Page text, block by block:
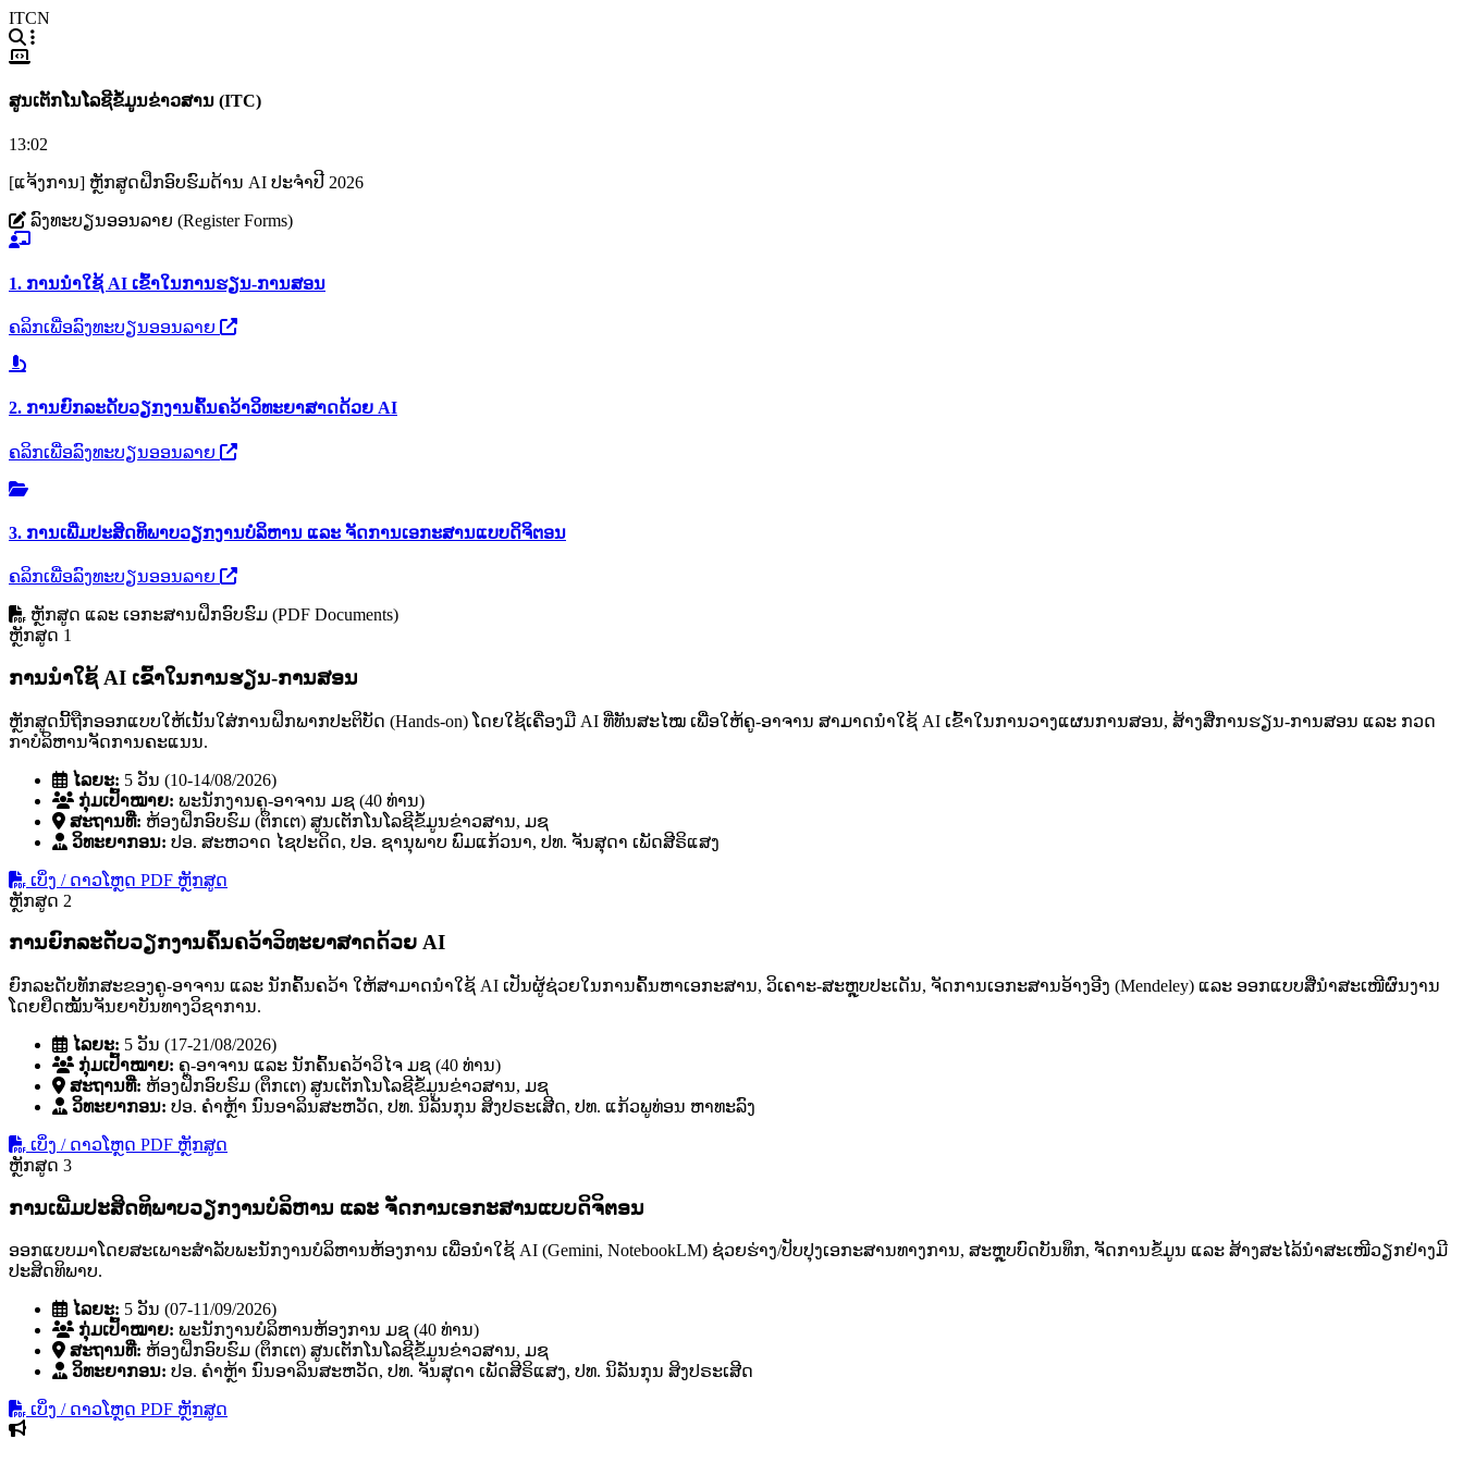
ITCN
ສູນເຕັກໂນໂລຊີຂໍ້ມູນຂ່າວສານ (ITC)
13:02
[ແຈ້ງການ] ຫຼັກສູດຝຶກອົບຮົມດ້ານ AI ປະຈຳປີ 2026
ລົງທະບຽນອອນລາຍ (Register Forms)
1. ການນຳໃຊ້ AI ເຂົ້າໃນການຮຽນ-ການສອນ
ຄລິກເພື່ອລົງທະບຽນອອນລາຍ
2. ການຍົກລະດັບວຽກງານຄົ້ນຄວ້າວິທະຍາສາດດ້ວຍ AI
ຄລິກເພື່ອລົງທະບຽນອອນລາຍ
3. ການເພີ່ມປະສິດທິພາບວຽກງານບໍລິຫານ ແລະ ຈັດການເອກະສານແບບດິຈິຕອນ
ຄລິກເພື່ອລົງທະບຽນອອນລາຍ
ຫຼັກສູດ ແລະ ເອກະສານຝຶກອົບຮົມ (PDF Documents)
ຫຼັກສູດ 1
ການນໍາໃຊ້ AI ເຂົ້າໃນການຮຽນ-ການສອນ
ຫຼັກສູດນີ້ຖືກອອກແບບໃຫ້ເນັ້ນໃສ່ການຝຶກພາກປະຕິບັດ (Hands-on) ໂດຍໃຊ້ເຄື່ອງມື AI ທີ່ທັນສະໄໝ ເພື່ອໃຫ້ຄູ-ອາຈານ ສາມາດນໍາໃຊ້ AI ເຂົ້າໃນການວາງແຜນການສອນ, ສ້າງສື່ການຮຽນ-ການສອນ ແລະ ກວດ
ກາບໍລິຫານຈັດການຄະແນນ.
ໄລຍະ: 5 ວັນ (10-14/08/2026)
ກຸ່ມເປົ້າໝາຍ: ພະນັກງານຄູ-ອາຈານ ມຊ (40 ທ່ານ)
ສະຖານທີ່: ຫ້ອງຝຶກອົບຮົມ (ຕຶກເຕ) ສູນເຕັກໂນໂລຊີຂໍ້ມູນຂ່າວສານ, ມຊ
ວິທະຍາກອນ: ປອ. ສະຫວາດ ໄຊປະດິດ, ປອ. ຊານຸພາບ ພົມແກ້ວນາ, ປທ. ຈັນສຸດາ ເພັດສີຣິແສງ
ເບິ່ງ / ດາວໂຫຼດ PDF ຫຼັກສູດ
ຫຼັກສູດ 2
ການຍົກລະດັບວຽກງານຄົ້ນຄວ້າວິທະຍາສາດດ້ວຍ AI
ຍົກລະດັບທັກສະຂອງຄູ-ອາຈານ ແລະ ນັກຄົ້ນຄວ້າ ໃຫ້ສາມາດນໍາໃຊ້ AI ເປັນຜູ້ຊ່ວຍໃນການຄົ້ນຫາເອກະສານ, ວິເຄາະ-ສະຫຼຸບປະເດັນ, ຈັດການເອກະສານອ້າງອີງ (Mendeley) ແລະ ອອກແບບສື່ນໍາສະເໜີຜົນງານ
ໂດຍຢຶດໝັ້ນຈັນຍາບັນທາງວິຊາການ.
ໄລຍະ: 5 ວັນ (17-21/08/2026)
ກຸ່ມເປົ້າໝາຍ: ຄູ-ອາຈານ ແລະ ນັກຄົ້ນຄວ້າວິໄຈ ມຊ (40 ທ່ານ)
ສະຖານທີ່: ຫ້ອງຝຶກອົບຮົມ (ຕຶກເຕ) ສູນເຕັກໂນໂລຊີຂໍ້ມູນຂ່າວສານ, ມຊ
ວິທະຍາກອນ: ປອ. ຄໍາຫຼ້າ ນົນອາລິນສະຫວັດ, ປທ. ນິລັນກຸນ ສິງປຣະເສີດ, ປທ. ແກ້ວພູທ່ອນ ຫາທະລົງ
ເບິ່ງ / ດາວໂຫຼດ PDF ຫຼັກສູດ
ຫຼັກສູດ 3
ການເພີ່ມປະສິດທິພາບວຽກງານບໍລິຫານ ແລະ ຈັດການເອກະສານແບບດິຈິຕອນ
ອອກແບບມາໂດຍສະເພາະສຳລັບພະນັກງານບໍລິຫານຫ້ອງການ ເພື່ອນຳໃຊ້ AI (Gemini, NotebookLM) ຊ່ວຍຮ່າງ/ປັບປຸງເອກະສານທາງການ, ສະຫຼຸບບົດບັນທຶກ, ຈັດການຂໍ້ມູນ ແລະ ສ້າງສະໄລ້ນຳສະເໜີວຽກຢ່າງມີ
ປະສິດທິພາບ.
ໄລຍະ: 5 ວັນ (07-11/09/2026)
ກຸ່ມເປົ້າໝາຍ: ພະນັກງານບໍລິຫານຫ້ອງການ ມຊ (40 ທ່ານ)
ສະຖານທີ່: ຫ້ອງຝຶກອົບຮົມ (ຕຶກເຕ) ສູນເຕັກໂນໂລຊີຂໍ້ມູນຂ່າວສານ, ມຊ
ວິທະຍາກອນ: ປອ. ຄໍາຫຼ້າ ນົນອາລິນສະຫວັດ, ປທ. ຈັນສຸດາ ເພັດສີຣິແສງ, ປທ. ນິລັນກຸນ ສິງປຣະເສີດ
ເບິ່ງ / ດາວໂຫຼດ PDF ຫຼັກສູດ